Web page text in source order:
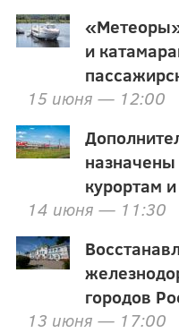
и
15 июня — 12:00
курортам
14 июня — 11:30
городов
13 июня — 17:00